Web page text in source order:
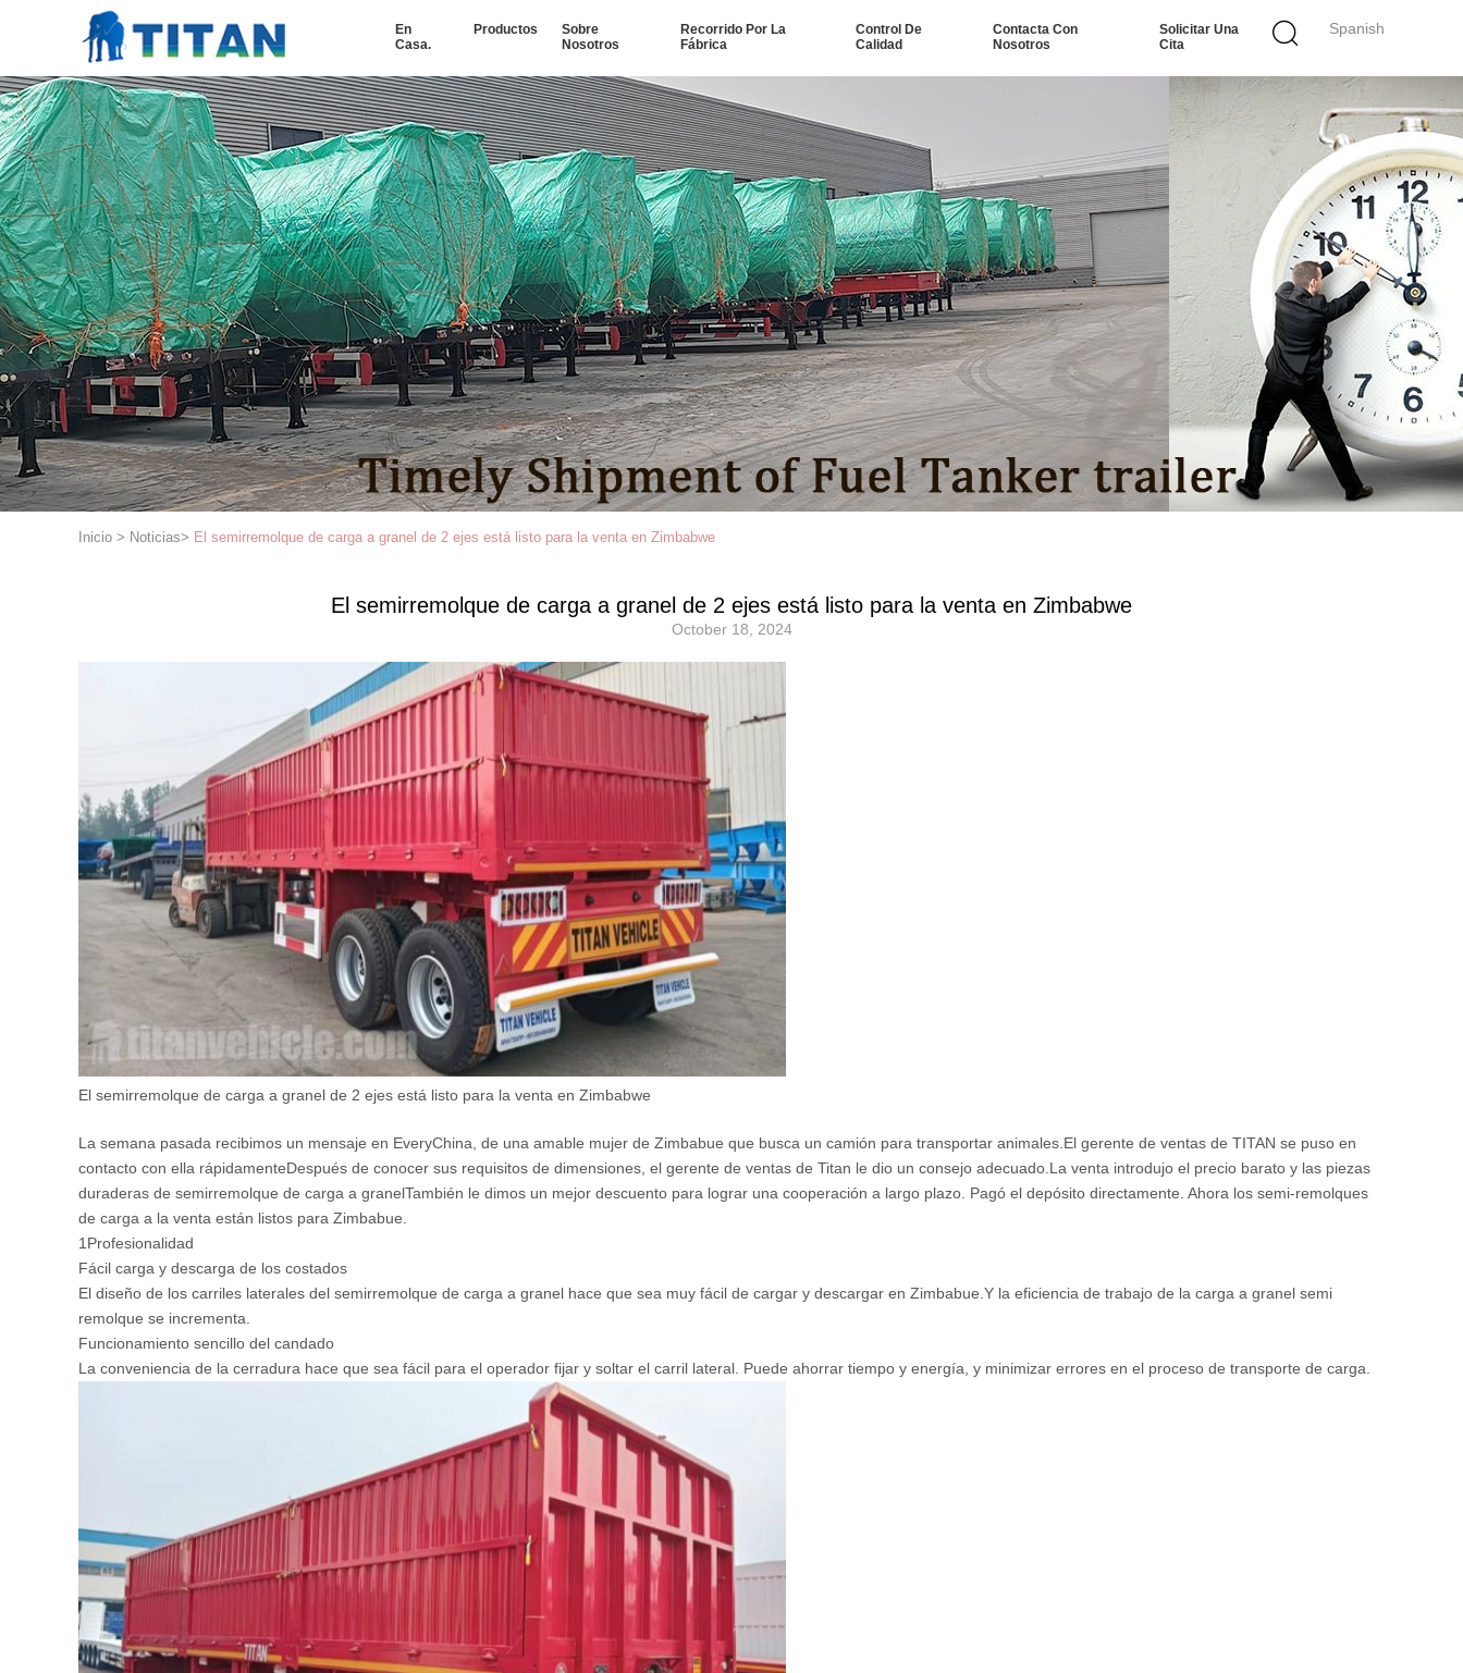
Spanish
En
Casa.
Productos
Sobre
Nosotros
Recorrido Por La
Fábrica
Control De
Calidad
Contacta Con
Nosotros
Solicitar Una
Cita
Inicio > Noticias> El semirremolque de carga a granel de 2 ejes está listo para la venta en Zimbabwe
El semirremolque de carga a granel de 2 ejes está listo para la venta en Zimbabwe
October 18, 2024
El semirremolque de carga a granel de 2 ejes está listo para la venta en Zimbabwe
La semana pasada recibimos un mensaje en EveryChina, de una amable mujer de Zimbabue que busca un camión para transportar animales.El gerente de ventas de TITAN se puso en
contacto con ella rápidamenteDespués de conocer sus requisitos de dimensiones, el gerente de ventas de Titan le dio un consejo adecuado.La venta introdujo el precio barato y las piezas
duraderas de semirremolque de carga a granelTambién le dimos un mejor descuento para lograr una cooperación a largo plazo. Pagó el depósito directamente. Ahora los semi-remolques
de carga a la venta están listos para Zimbabue.
1Profesionalidad
Fácil carga y descarga de los costados
El diseño de los carriles laterales del semirremolque de carga a granel hace que sea muy fácil de cargar y descargar en Zimbabue.Y la eficiencia de trabajo de la carga a granel semi
remolque se incrementa.
Funcionamiento sencillo del candado
La conveniencia de la cerradura hace que sea fácil para el operador fijar y soltar el carril lateral. Puede ahorrar tiempo y energía, y minimizar errores en el proceso de transporte de carga.